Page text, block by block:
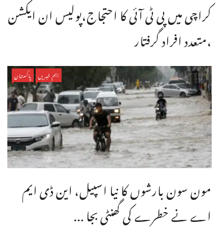
کراچی میں پی ٹی آئی کا احتجاج،پولیس ان ایکشن
،متعدد افراد گرفتار
اہم خبریں پاکستان
مون سون بارشوں کا نیا اسپیل، این ڈی ایم
اے نے خطرے کی گھنٹی بجا ...